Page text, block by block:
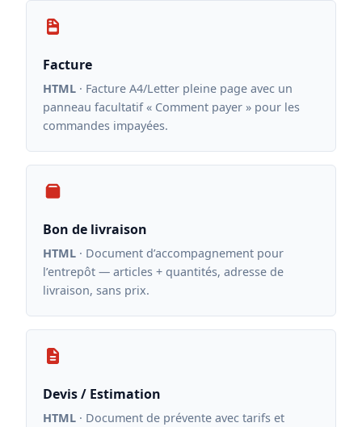
Facture
HTML · Facture A4/Letter pleine page avec un
panneau facultatif « Comment payer » pour les
commandes impayées.
Bon de livraison
HTML · Document d’accompagnement pour
l’entrepôt — articles + quantités, adresse de
livraison, sans prix.
Devis / Estimation
HTML · Document de prévente avec tarifs et